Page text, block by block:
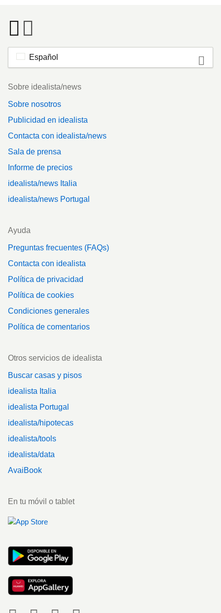
Español
Footer
Sobre idealista/news
Sobre nosotros
Publicidad en idealista
Contacta con idealista/news
Sala de prensa
Informe de precios
idealista/news Italia
idealista/news Portugal
Ayuda
Preguntas frecuentes (FAQs)
Contacta con idealista
Política de privacidad
Política de cookies
Condiciones generales
Política de comentarios
Otros servicios de idealista
Buscar casas y pisos
idealista Italia
idealista Portugal
idealista/hipotecas
idealista/tools
idealista/data
AvaiBook
En tu móvil o tablet